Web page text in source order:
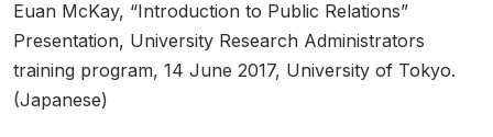
Euan McKay, “Introduction to Public Relations”
Presentation, University Research Administrators
training program, 14 June 2017, University of Tokyo.
(Japanese)